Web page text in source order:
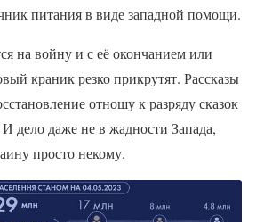
питания в виде западной помощи.
на войну и с её окончанием или
краник резко прикрутят. Рассказы
отношу к разряду сказок
дело даже не в жадности Запада,
просто некому.